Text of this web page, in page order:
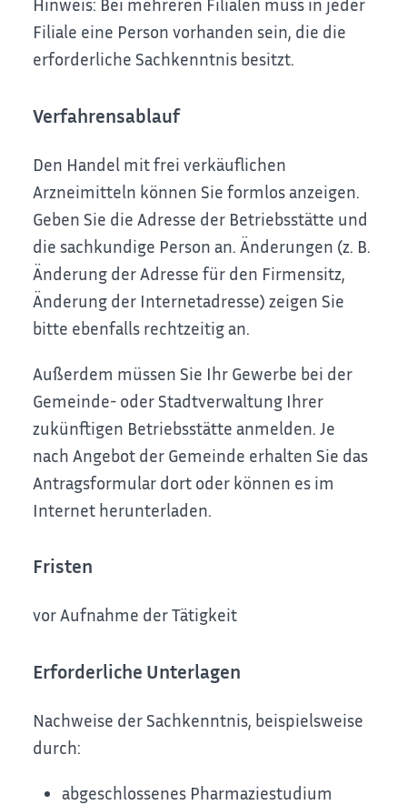
Hinweis: Bei mehreren Filialen muss in jeder
Filiale eine Person vorhanden sein, die die
erforderliche Sachkenntnis besitzt.
Verfahrensablauf
Den Handel mit frei verkäuflichen
Arzneimitteln können Sie formlos anzeigen.
Geben Sie die Adresse der Betriebsstätte und
die sachkundige Person an. Änderungen (z. B.
Änderung der Adresse für den Firmensitz,
Änderung der Internetadresse) zeigen Sie
bitte ebenfalls rechtzeitig an.
Außerdem müssen Sie Ihr Gewerbe bei der
Gemeinde- oder Stadtverwaltung Ihrer
zukünftigen Betriebsstätte anmelden. Je
nach Angebot der Gemeinde erhalten Sie das
Antragsformular dort oder können es im
Internet herunterladen.
Fristen
vor Aufnahme der Tätigkeit
Erforderliche Unterlagen
Nachweise der Sachkenntnis, beispielsweise
durch:
abgeschlossenes Pharmaziestudium